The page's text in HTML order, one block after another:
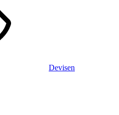
Devisen